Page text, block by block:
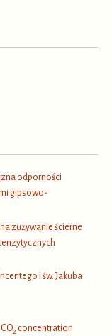
odporności
gipsowo-
zużywanie ścierne
i św. Jakuba
2 concentration